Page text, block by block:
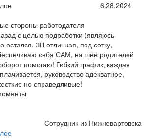
6.28.2024
стороны работодателя
с целью подработки (являюсь
остался. ЗП отличная, под сотку,
себя САМ, на шее родителей
помогаю! Гибкий график, каждая
руководство адекватное,
но справедливые!
Сотрудник из Нижневартовска